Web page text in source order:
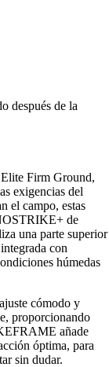
después de la
Firm Ground,
exigencias del
el campo, estas
de
una parte superior
con
húmedas
cómodo y
proporcionando
añade
óptima, para
sin dudar.